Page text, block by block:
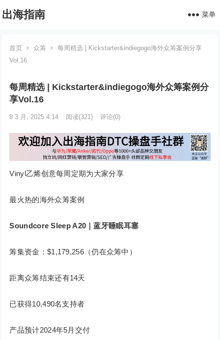
出海指南 菜单
首页 众筹
每周精选 | Kickstarter&indiegogo海外众筹案例分享
Vol.16
每周精选 | Kickstarter&indiegogo海外众筹案例分
享Vol.16
8 3 月, 2025 4:14 阅读(321) 评论(0)
Vinyl乙烯创意每周定期为大家分享
最火热的海外众筹案例
Soundcore Sleep A20｜蓝牙睡眠耳塞
筹集资金：$1,179,256（仍在众筹中）
距离众筹结束还有14天
已获得10,490名支持者
产品预计2024年5月交付